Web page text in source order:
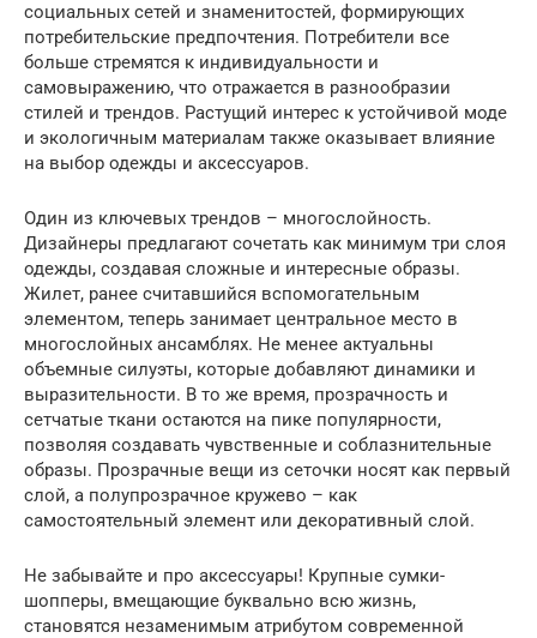
социальных сетей и знаменитостей, формирующих
потребительские предпочтения. Потребители все
больше стремятся к индивидуальности и
самовыражению, что отражается в разнообразии
стилей и трендов. Растущий интерес к устойчивой моде
и экологичным материалам также оказывает влияние
на выбор одежды и аксессуаров.
Один из ключевых трендов – многослойность.
Дизайнеры предлагают сочетать как минимум три слоя
одежды, создавая сложные и интересные образы.
Жилет, ранее считавшийся вспомогательным
элементом, теперь занимает центральное место в
многослойных ансамблях. Не менее актуальны
объемные силуэты, которые добавляют динамики и
выразительности. В то же время, прозрачность и
сетчатые ткани остаются на пике популярности,
позволяя создавать чувственные и соблазнительные
образы. Прозрачные вещи из сеточки носят как первый
слой, а полупрозрачное кружево – как
самостоятельный элемент или декоративный слой.
Не забывайте и про аксессуары! Крупные сумки-
шопперы, вмещающие буквально всю жизнь,
становятся незаменимым атрибутом современной